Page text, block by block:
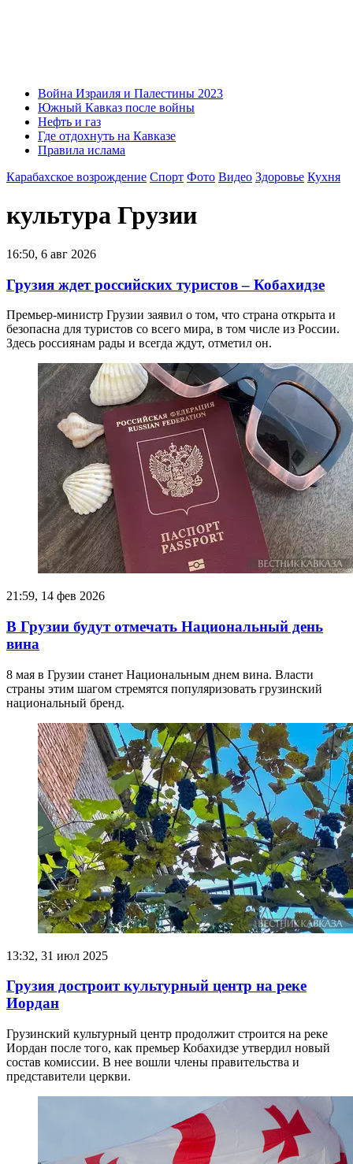
Война Израиля и Палестины 2023
Южный Кавказ после войны
Нефть и газ
Где отдохнуть на Кавказе
Правила ислама
Карабахское возрождение Спорт Фото Видео Здоровье Кухня
культура Грузии
16:50, 6 авг 2026
Грузия ждет российских туристов – Кобахидзе
Премьер-министр Грузии заявил о том, что страна открыта и
безопасна для туристов со всего мира, в том числе из России.
Здесь россиянам рады и всегда ждут, отметил он.
21:59, 14 фев 2026
В Грузии будут отмечать Национальный день
вина
8 мая в Грузии станет Национальным днем вина. Власти
страны этим шагом стремятся популяризовать грузинский
национальный бренд.
13:32, 31 июл 2025
Грузия достроит культурный центр на реке
Иордан
Грузинский культурный центр продолжит строится на реке
Иордан после того, как премьер Кобахидзе утвердил новый
состав комиссии. В нее вошли члены правительства и
представители церкви.